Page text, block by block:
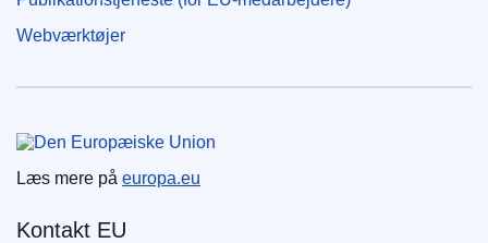
Webværktøjer
Læs mere på europa.eu
Kontakt EU